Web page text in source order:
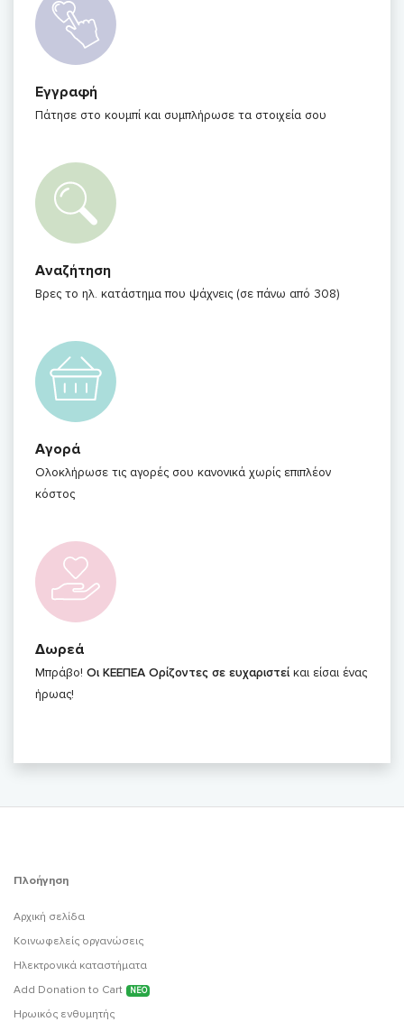
Εγγραφή
Πάτησε στο κουμπί και συμπλήρωσε τα στοιχεία σου
Αναζήτηση
Βρες το ηλ. κατάστημα που ψάχνεις (σε πάνω από 308)
Αγορά
Ολοκλήρωσε τις αγορές σου κανονικά χωρίς επιπλέον
κόστος
Δωρεά
Μπράβο! Οι ΚΕΕΠΕΑ Ορίζοντες σε ευχαριστεί και είσαι ένας
ήρωας!
Πλοήγηση
Αρχική σελίδα
Κοινωφελείς οργανώσεις
Ηλεκτρονικά καταστήματα
Add Donation to Cart
ΝΕΟ
Ηρωικός ενθυμητής